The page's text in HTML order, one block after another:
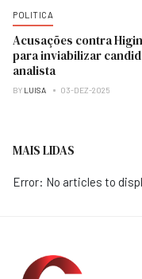
POLITICA
Acusações contra
para inviabilizar
analista
BY LUISA 03-DEZ-2025
MAIS LIDAS
Error: No articles to